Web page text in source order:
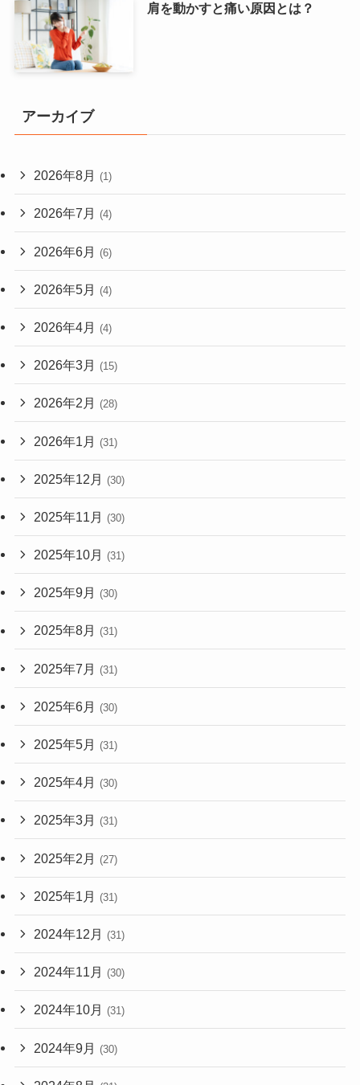
肩を動かすと痛い原因とは？
アーカイブ
2026年8月 (1)
2026年7月 (4)
2026年6月 (6)
2026年5月 (4)
2026年4月 (4)
2026年3月 (15)
2026年2月 (28)
2026年1月 (31)
2025年12月 (30)
2025年11月 (30)
2025年10月 (31)
2025年9月 (30)
2025年8月 (31)
2025年7月 (31)
2025年6月 (30)
2025年5月 (31)
2025年4月 (30)
2025年3月 (31)
2025年2月 (27)
2025年1月 (31)
2024年12月 (31)
2024年11月 (30)
2024年10月 (31)
2024年9月 (30)